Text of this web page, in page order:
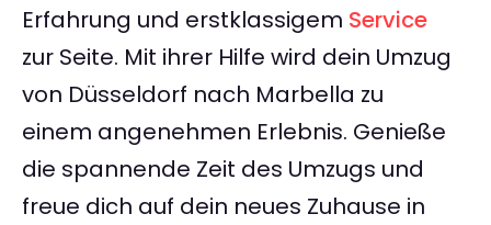
Erfahrung und erstklassigem Service
zur Seite. Mit ihrer Hilfe wird dein Umzug
von Düsseldorf nach Marbella zu
einem angenehmen Erlebnis. Genieße
die spannende Zeit des Umzugs und
freue dich auf dein neues Zuhause in